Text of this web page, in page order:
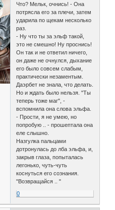
Что? Мельк, очнись! - Она
потрясла его за плечи, затем
ударила по щекам несколько
раз.
- Ну что ты за эльф такой,
это не смешно! Ну проснись!
Он так и не ответил ничего,
он даже не очнулся, дыхание
его было совсем слабым,
практически незаментым.
Даэрбет не знала, что делать.
Но и ждать было нельзя. "Ты
теперь тоже маг", -
вспомнила она слова эльфа.
- Прости, я не умею, но
попробую .. - прошептала она
еле слышно.
Назгулка пальцами
дотронулась до лба эльфа, и,
закрыв глаза, попыталась
легонько, чуть-чуть
коснуться его сознания.
"Возвращайся .. "
0